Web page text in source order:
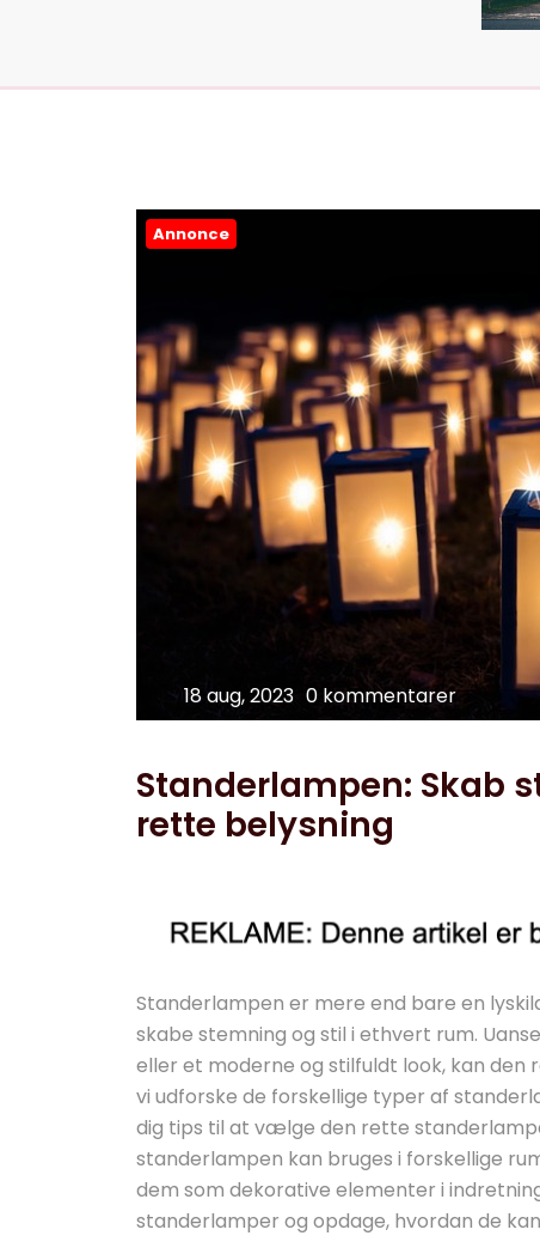
Annonce
18 aug, 2023 0 kommentarer
Standerlampen: Skab
rette belysning
Standerlampen er mere end bare en
skabe stemning og stil i ethvert rum.
eller et moderne og stilfuldt look, kan
vi udforske de forskellige typer af
dig tips til at vælge den rette
standerlampen kan bruges i forskellige
dem som dekorative elementer i
standerlamper og opdage, hvordan de